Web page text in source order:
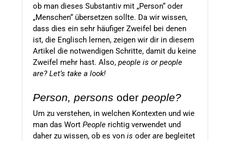
ob man dieses Substantiv mit „Person“ oder
„Menschen“ übersetzen sollte. Da wir wissen,
dass dies ein sehr häufiger Zweifel bei denen
ist, die Englisch lernen, zeigen wir dir in diesem
Artikel die notwendigen Schritte, damit du keine
Zweifel mehr hast. Also, people is or people
are? Let’s take a look!
Person, persons oder people?
Um zu verstehen, in welchen Kontexten und wie
man das Wort People richtig verwendet und
daher zu wissen, ob es von is oder are begleitet